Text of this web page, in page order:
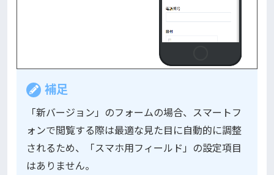
補足
「新バージョン」のフォームの場合、スマートフ
ォンで閲覧する際は最適な見た目に自動的に調整
されるため、「スマホ用フィールド」の設定項目
はありません。